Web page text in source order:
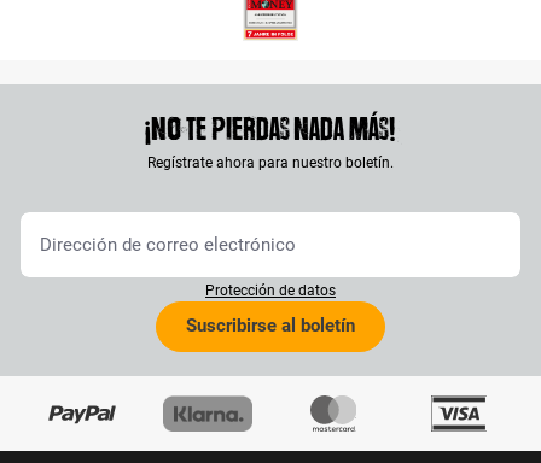
¡No te pierdas nada más!
Regístrate ahora para nuestro boletín.
Protección de datos
Suscribirse al boletín